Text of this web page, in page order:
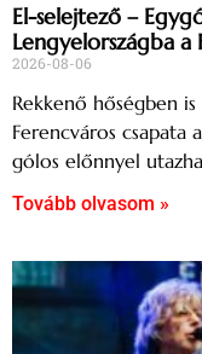
El-selejtező –
Lengyelországba a
2026-08-06
Rekkenő hőségben
Ferencváros csapata
gólos előnnyel
Tovább olvasom »